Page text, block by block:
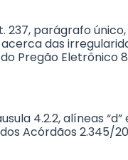
237, parágrafo
das
Pregão Eletrônico
4.2.2, alíneas
Acórdãos 2.345/